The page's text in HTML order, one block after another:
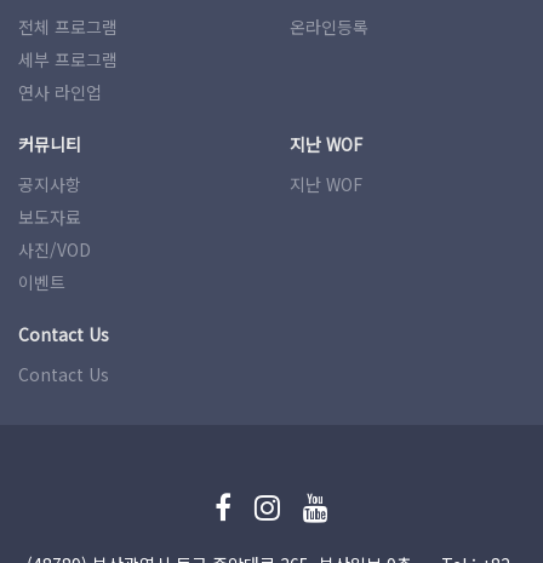
전체 프로그램
세부 프로그램
연사 라인업
온라인등록
커뮤니티
공지사항
보도자료
사진/VOD
이벤트
지난 WOF
지난 WOF
Contact Us
Contact Us